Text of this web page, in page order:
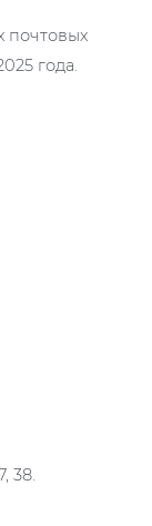
почтовых
года.
38.